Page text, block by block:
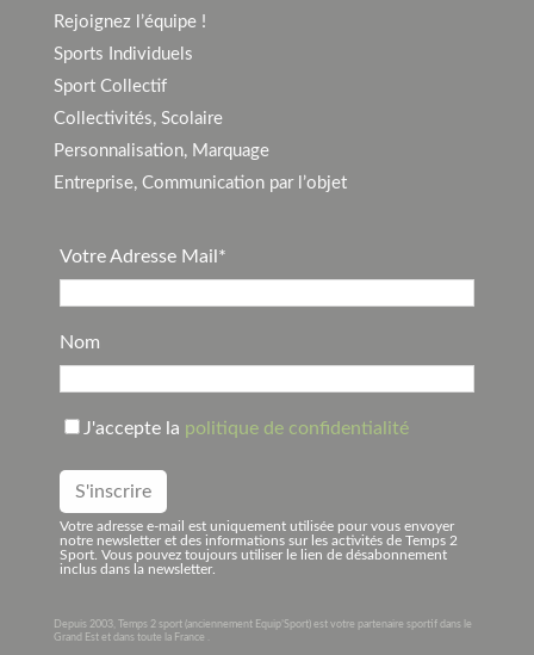
Rejoignez l’équipe !
Sports Individuels
Sport Collectif
Collectivités, Scolaire
Personnalisation, Marquage
Entreprise, Communication par l’objet
Votre Adresse Mail*
Nom
J'accepte la politique de confidentialité
Votre adresse e-mail est uniquement utilisée pour vous envoyer
notre newsletter et des informations sur les activités de Temps 2
Sport. Vous pouvez toujours utiliser le lien de désabonnement
inclus dans la newsletter.
Depuis 2003, Temps 2 sport (anciennement Equip’Sport) est votre partenaire sportif dans le
Grand Est et dans toute la France .